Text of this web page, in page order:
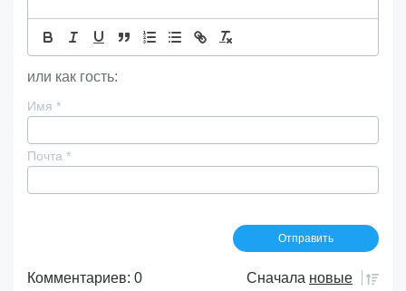
или как гость:
Имя *
Почта *
Комментариев: 0 Сначала новые